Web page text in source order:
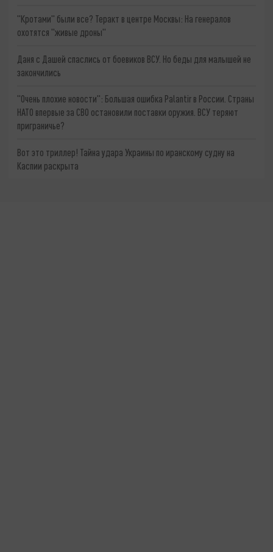
"Кротами" были все? Теракт в центре Москвы: На генералов
охотятся "живые дроны"
Даня с Дашей спаслись от боевиков ВСУ. Но беды для малышей не
закончились
"Очень плохие новости": Большая ошибка Palantir в России. Страны
НАТО впервые за СВО остановили поставки оружия. ВСУ теряют
приграничье?
Вот это триллер! Тайна удара Украины по иранскому судну на
Каспии раскрыта